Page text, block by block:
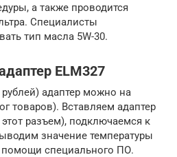
а также проводится
Специалисты
тип масла 5W-30.
ELM327
адаптер можно на
товаров). Вставляем адаптер
разъем), подключаемся к
значение температуры
помощи специального ПО.